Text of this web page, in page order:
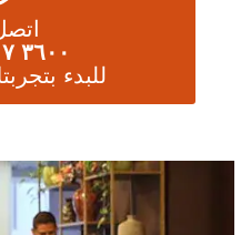
٣٦٠٠ ٢٠٧ ٠١١
للبدء